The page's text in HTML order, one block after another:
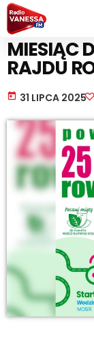
SPORT I
MIESIĄC
RAJDU
today 31 LIPCA 2025